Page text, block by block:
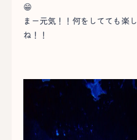
😁
まー元気！！何をしてても楽
ね！！